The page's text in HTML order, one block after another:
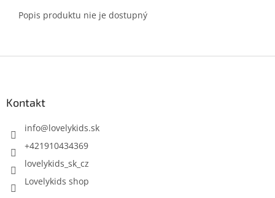
Popis produktu nie je dostupný
Kontakt
info@lovelykids.sk
+421910434369
lovelykids_sk_cz
Lovelykids shop